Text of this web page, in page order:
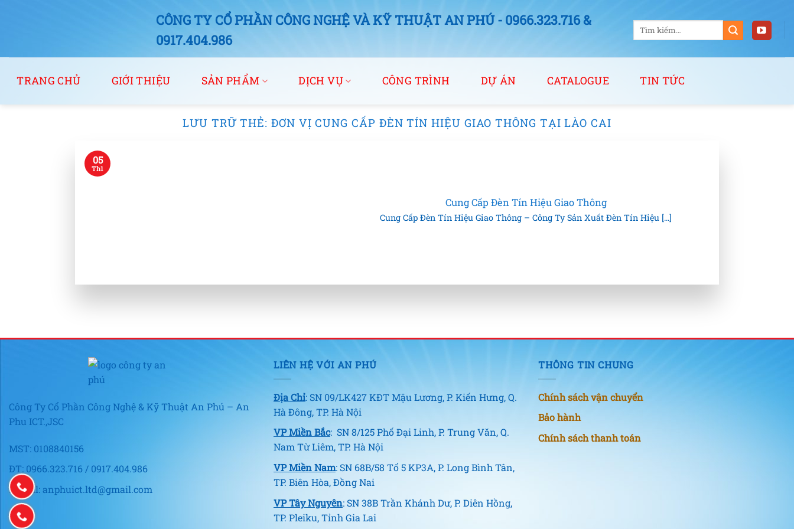
CÔNG TY CỔ PHẦN CÔNG NGHỆ VÀ KỸ THUẬT AN PHÚ - 0966.323.716 &
0917.404.986
Tìm
kiếm:
TRANG CHỦ GIỚI THIỆU SẢN PHẨM DỊCH VỤ CÔNG TRÌNH DỰ ÁN CATALOGUE TIN TỨC
LƯU TRỮ THẺ:ĐƠN VỊ CUNG CẤP ĐÈN TÍN HIỆU GIAO THÔNG TẠI LÀO CAI
Cung Cấp Đèn Tín Hiệu Giao Thông
Cung Cấp Đèn Tín Hiệu Giao Thông – Công Ty Sản Xuất Đèn Tín Hiệu [...]
05
Th1
Công Ty Cổ Phần Công Nghệ & Kỹ Thuật An Phú – An
Phu ICT.,JSC
MST: 0108840156
ĐT: 0966.323.716 / 0917.404.986
E-mail: anphuict.ltd@gmail.com
LIÊN HỆ VỚI AN PHÚ
Địa Chỉ: SN 09/LK427 KĐT Mậu Lương, P. Kiến Hưng, Q.
Hà Đông, TP. Hà Nội
VP Miền Bắc: SN 8/125 Phố Đại Linh, P. Trung Văn, Q.
Nam Từ Liêm, TP. Hà Nội
VP Miền Nam: SN 68B/58 Tổ 5 KP3A, P. Long Bình Tân,
TP. Biên Hòa, Đồng Nai
VP Tây Nguyên: SN 38B Trần Khánh Dư, P. Diên Hồng,
TP. Pleiku, Tỉnh Gia Lai
THÔNG TIN CHUNG
Chính sách vận chuyển
Bảo hành
Chính sách thanh toán